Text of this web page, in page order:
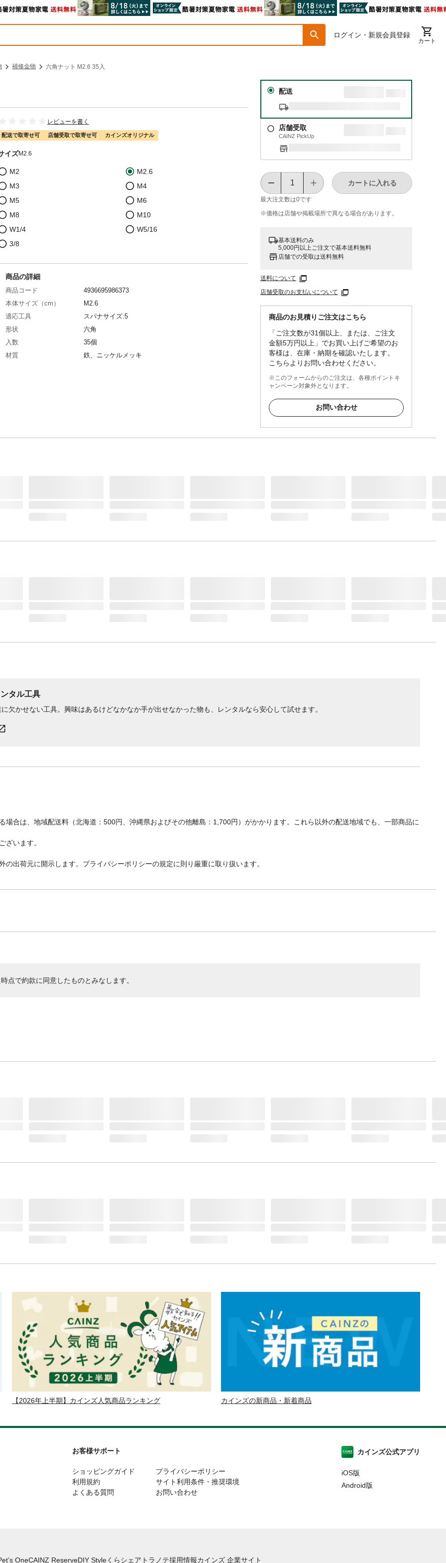
ログイン・新規会員登録
カート
補修金物 六角ナット M2.6 35入
レビューを書く
配送で取寄せ可 店舗受取で取寄せ可 カインズオリジナル
イズM2.6
M2
M2.6
M3
M4
M5
M6
M8
M10
W1/4
W5/16
3/8
配送
店舗受取
CAINZ PickUp
最大注文数は0です
カートに入れる
※価格は​店舗や​掲載場所で​異なる​場合が​あります。
基本送料のみ
5,000円以上ご注文で基本送料無料
店舗での受取は送料無料
送料について
店舗受取のお支払いについて
商品のお見積りご注文はこちら
「ご注文数が31個以上、または、ご注文
金額5万円以上」でお買い上げご希望のお
客様は、在庫・納期を確認いたします。
こちらよりお問い合わせください。
※このフォームからのご注文は、各種ポイントキ
ャンペーン対象外となります。
お問い合わせ
商品の詳細
商品コード
4936695986373
本体サイズ（cm）
M2.6
適応工具
スパナサイズ:5
形状
六角
入数
35個
材質
鉄、ニッケルメッキ
タル工具
欠かせない工具。興味はあるけどなかなか手が出せなかった物も、レンタルなら安心して試せます。
合は、地域配送料（北海道：500円、沖縄県およびその他離島：1,700円）がかかります。これら以外の配送地域でも、一部商品に
ざいます。
出荷元に開示します。プライバシーポリシーの規定に則り厳重に取り扱います。
点で約款に同意したものとみなします。
【2026年上半期】カインズ人気商品ランキング カインズの新商品・新着商品
お客様サポート
ショッピングガイド
利用規約
よくある質問
プライバシーポリシー
サイト利用条件・推奨環境
お問い合わせ
カインズ公式アプリ
iOS版
Android版
OneCAINZ ReserveDIY Styleくらシェア トラノテ採用情報カインズ 企業サイト